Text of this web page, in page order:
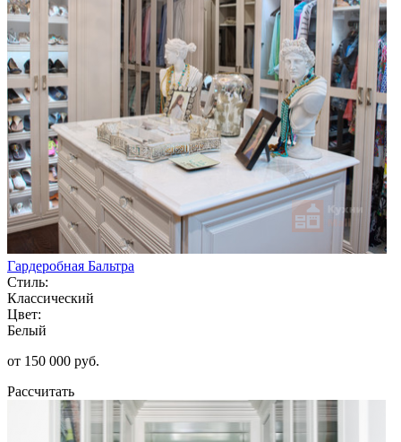
Гардеробная Бальтра
Стиль:
Классический
Цвет:
Белый
от 150 000 руб.
Рассчитать